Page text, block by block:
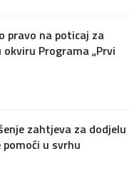
pravo na poticaj za
Programa „Prvi
zahtjeva za dodjelu
u svrhu